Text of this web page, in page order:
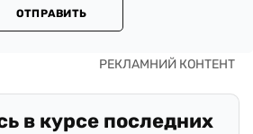
ОТПРАВИТЬ
в курсе последних